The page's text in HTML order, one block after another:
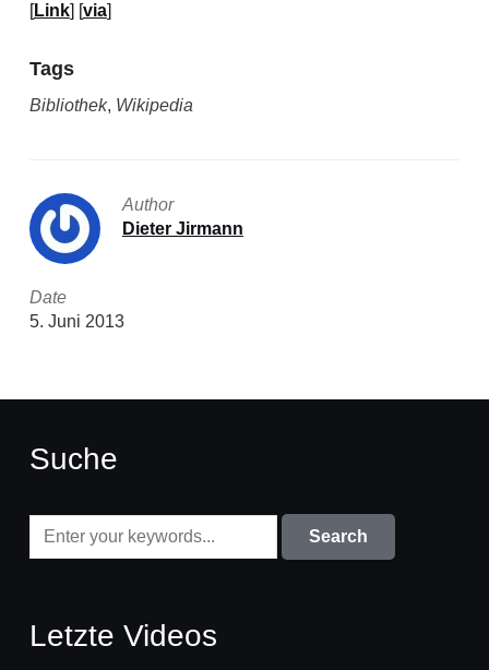
[Link] [via]
Tags
Bibliothek, Wikipedia
Author
Dieter Jirmann
Date
5. Juni 2013
Suche
Letzte Videos